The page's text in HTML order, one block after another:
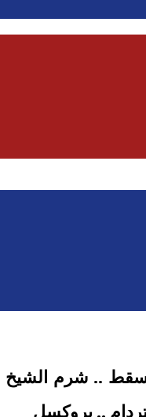
.. شرم الشيخ
.. بروكسل